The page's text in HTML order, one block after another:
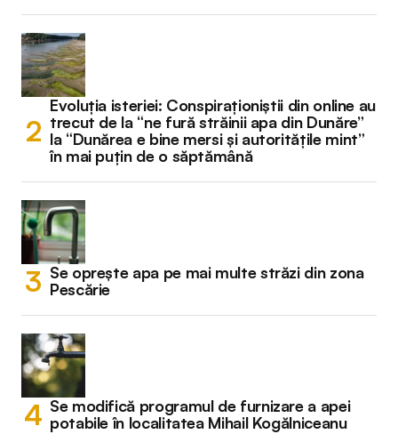
Evoluția isteriei: Conspiraționiștii din online au
trecut de la “ne fură străinii apa din Dunăre”
la “Dunărea e bine mersi și autoritățile mint”
în mai puțin de o săptămână
Se oprește apa pe mai multe străzi din zona
Pescărie
Se modifică programul de furnizare a apei
potabile în localitatea Mihail Kogălniceanu